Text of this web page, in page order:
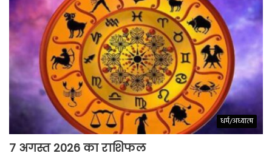
धर्म/अध्यात्म
7 अगस्त 2026 का राशिफल